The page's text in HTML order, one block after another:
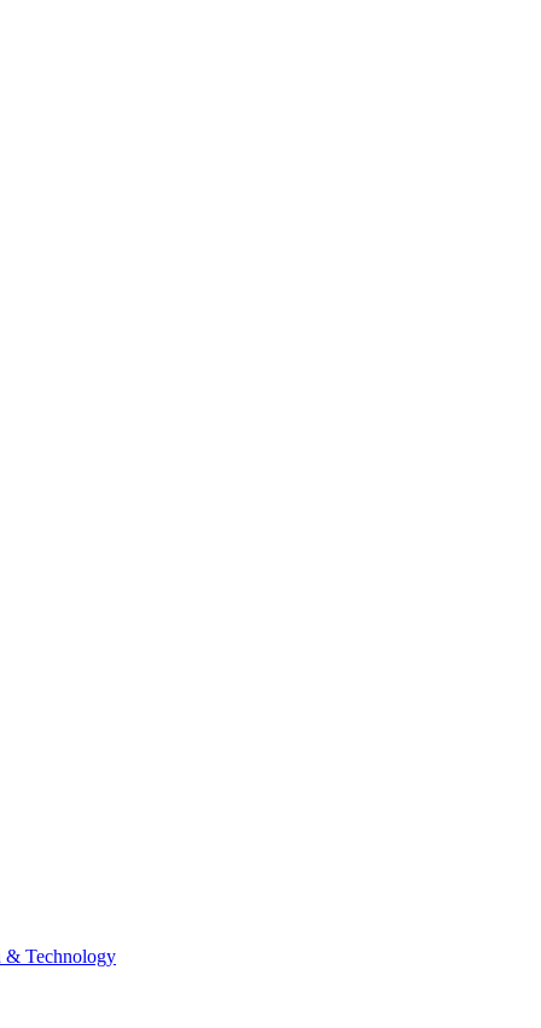
Technology